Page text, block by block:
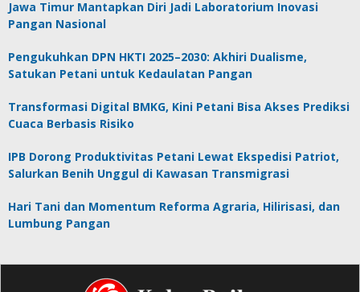
Jawa Timur Mantapkan Diri Jadi Laboratorium Inovasi
Pangan Nasional
Pengukuhkan DPN HKTI 2025–2030: Akhiri Dualisme,
Satukan Petani untuk Kedaulatan Pangan
Transformasi Digital BMKG, Kini Petani Bisa Akses Prediksi
Cuaca Berbasis Risiko
IPB Dorong Produktivitas Petani Lewat Ekspedisi Patriot,
Salurkan Benih Unggul di Kawasan Transmigrasi
Hari Tani dan Momentum Reforma Agraria, Hilirisasi, dan
Lumbung Pangan